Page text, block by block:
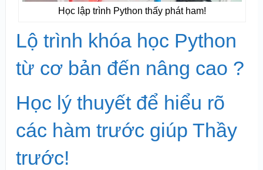
Học lập trình Python thấy phát ham!
Lộ trình khóa học Python
từ cơ bản đến nâng cao ?
Học lý thuyết để hiểu rõ
các hàm trước giúp Thầy
trước!